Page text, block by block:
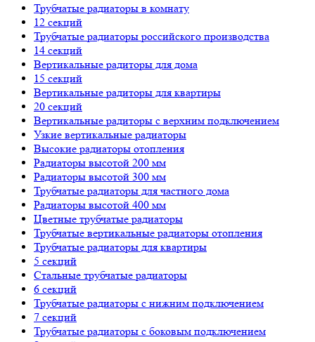
Трубчатые радиаторы в комнату
12 секций
Трубчатые радиаторы российского производства
14 секций
Вертикальные радиторы для дома
15 секций
Вертикальные радиторы для квартиры
20 секций
Вертикальные радиторы с верхним подключением
Узкие вертикальные радиаторы
Высокие радиаторы отопления
Радиаторы высотой 200 мм
Радиаторы высотой 300 мм
Трубчатые радиаторы для частного дома
Радиаторы высотой 400 мм
Цветные трубчатые радиаторы
Трубчатые вертикальные радиаторы отопления
Трубчатые радиаторы для квартиры
5 секций
Стальные трубчатые радиаторы
6 секций
Трубчатые радиаторы с нижним подключением
7 секций
Трубчатые радиаторы с боковым подключением